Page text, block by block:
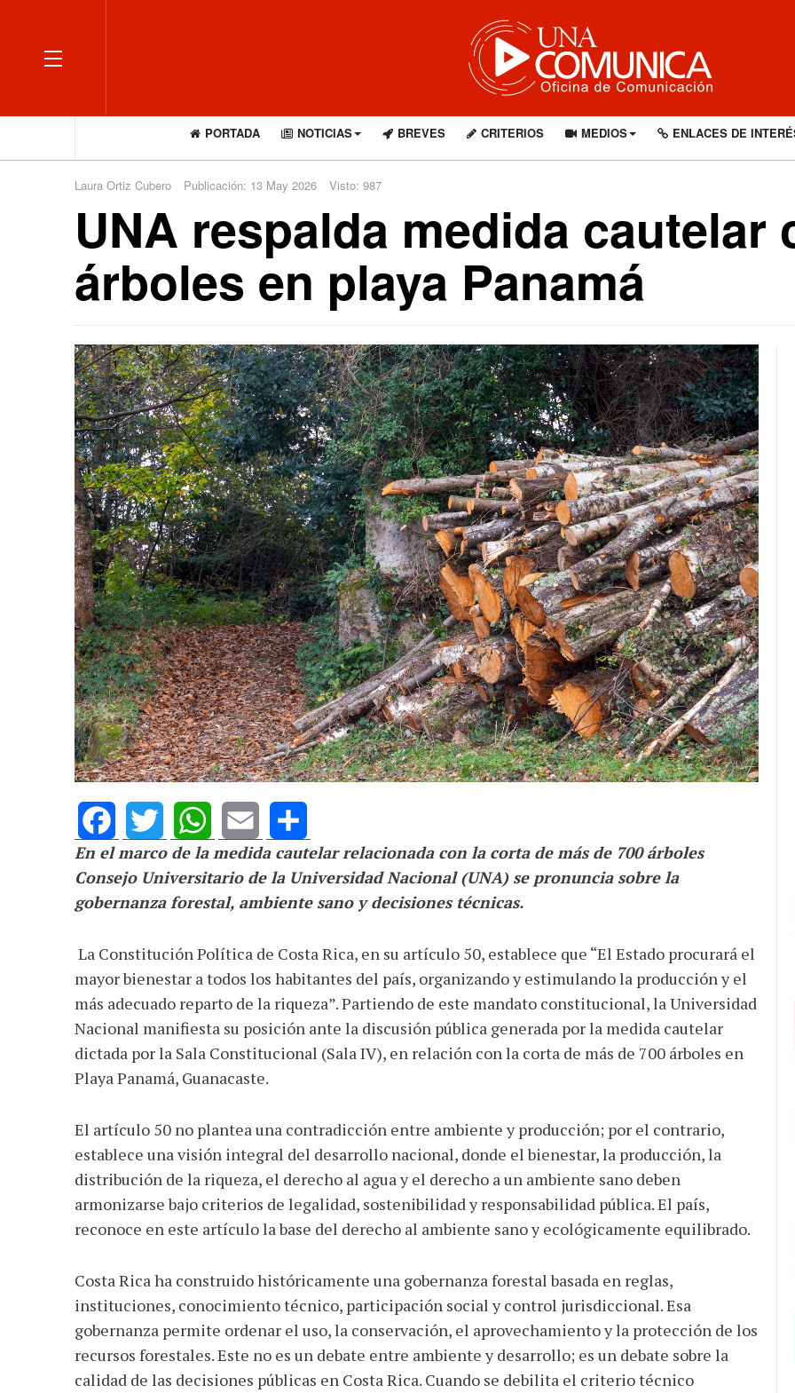
OFF CANVAS
PORTADA NOTICIAS BREVES CRITERIOS MEDIOS ENLACES DE
Laura Ortiz Cubero Publicación: 13 May 2026 Visto: 987
UNA respalda medida cautelar
árboles en playa Panamá
FacebookTwitterWhatsApp
Email Share
En el marco de la medida cautelar relacionada con la corta de más de 700 árboles
Consejo Universitario de la Universidad Nacional (UNA) se pronuncia sobre la
gobernanza forestal, ambiente sano y decisiones técnicas.
La Constitución Política de Costa Rica, en su artículo 50, establece que “El Estado procurará el
mayor bienestar a todos los habitantes del país, organizando y estimulando la producción y el
más adecuado reparto de la riqueza”. Partiendo de este mandato constitucional, la Universidad
Nacional manifiesta su posición ante la discusión pública generada por la medida cautelar
dictada por la Sala Constitucional (Sala IV), en relación con la corta de más de 700 árboles en
Playa Panamá, Guanacaste.
El artículo 50 no plantea una contradicción entre ambiente y producción; por el contrario,
establece una visión integral del desarrollo nacional, donde el bienestar, la producción, la
distribución de la riqueza, el derecho al agua y el derecho a un ambiente sano deben
armonizarse bajo criterios de legalidad, sostenibilidad y responsabilidad pública. El país,
reconoce en este artículo la base del derecho al ambiente sano y ecológicamente equilibrado.
Costa Rica ha construido históricamente una gobernanza forestal basada en reglas,
instituciones, conocimiento técnico, participación social y control jurisdiccional. Esa
gobernanza permite ordenar el uso, la conservación, el aprovechamiento y la protección de los
recursos forestales. Este no es un debate entre ambiente y desarrollo; es un debate sobre la
calidad de las decisiones públicas en Costa Rica. Cuando se debilita el criterio técnico
AGOSTO 05, 2026
Consejo Universitario llama a
defender la democracia
JULIO 24, 2026
Rechazo al reparto desigual
de ganancias es mayor
cuando hubo esfuerzo